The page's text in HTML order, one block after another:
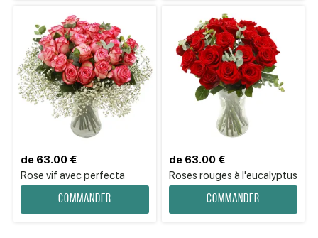
Rose vif avec perfecta
de 63.00 €
Commander
Roses rouges à l'eucalyptus
de 63.00 €
Commander